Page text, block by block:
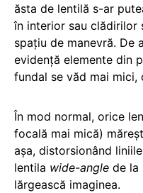
ăsta de lentilă s-ar
în interior sau clădirilor
spațiu de manevră. De
evidență elemente din
fundal se văd mai mici,
În mod normal, orice
focală mai mică)
așa, distorsionând
lentila wide-angle de la
lărgească imaginea.